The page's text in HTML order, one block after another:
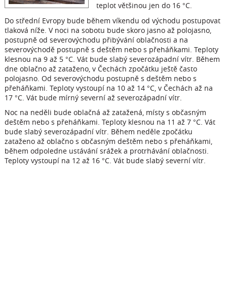
teplot většinou jen do 16 °C.
Do střední Evropy bude během víkendu od východu postupovat
tlaková níže. V noci na sobotu bude skoro jasno až polojasno,
postupně od severovýchodu přibývání oblačnosti a na
severovýchodě postupně s deštěm nebo s přeháňkami. Teploty
klesnou na 9 až 5 °C. Vát bude slabý severozápadní vítr. Během
dne oblačno až zataženo, v Čechách zpočátku ještě často
polojasno. Od severovýchodu postupně s deštěm nebo s
přeháňkami. Teploty vystoupí na 10 až 14 °C, v Čechách až na
17 °C. Vát bude mírný severní až severozápadní vítr.
Noc na neděli bude oblačná až zatažená, místy s občasným
deštěm nebo s přeháňkami. Teploty klesnou na 11 až 7 °C. Vát
bude slabý severozápadní vítr. Během neděle zpočátku
zataženo až oblačno s občasným deštěm nebo s přeháňkami,
během odpoledne ustávání srážek a protrhávání oblačnosti.
Teploty vystoupí na 12 až 16 °C. Vát bude slabý severní vítr.